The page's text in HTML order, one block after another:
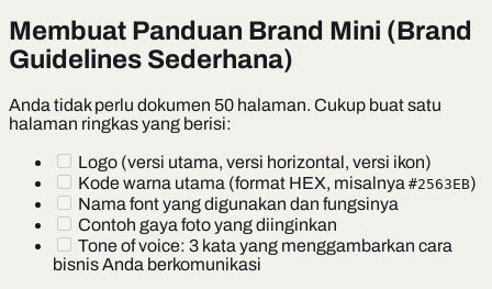
Membuat Panduan Brand Mini (Brand
Guidelines Sederhana)
Anda tidak perlu dokumen 50 halaman. Cukup buat satu
halaman ringkas yang berisi:
Logo (versi utama, versi horizontal, versi ikon)
Kode warna utama (format HEX, misalnya #2563EB)
Nama font yang digunakan dan fungsinya
Contoh gaya foto yang diinginkan
Tone of voice: 3 kata yang menggambarkan cara
bisnis Anda berkomunikasi